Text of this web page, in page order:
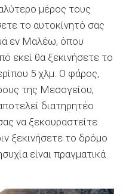
μέρος τους
το αυτοκίνητό σας
εν Μαλέω, όπου
εκεί θα ξεκινήσετε το
5 χλμ. Ο φάρος,
της Μεσογείου,
διατηρητέο
να ξεκουραστείτε
ξεκινήσετε το δρόμο
είναι πραγματικά